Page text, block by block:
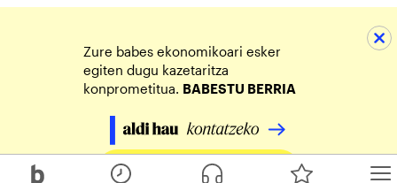
Zure babes ekonomikoari esker
egiten dugu kazetaritza
konprometitua. BABESTU BERRIA
Egin zure ekarpena